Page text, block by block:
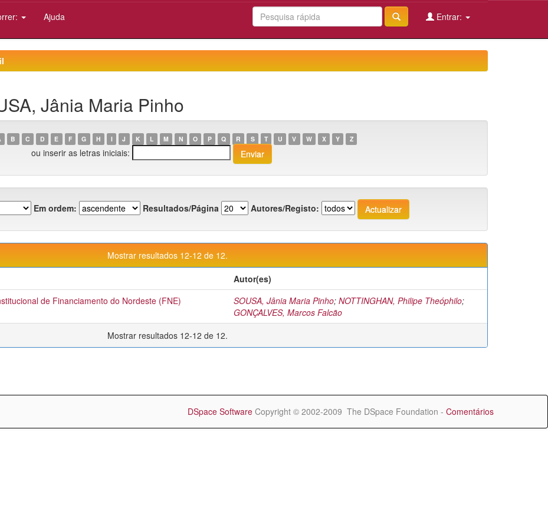
Ajuda Entrar:
Jânia Maria Pinho
B C D E F G H I J K L M N O P Q R S T U V W X Y Z
ou inserir as letras iniciais:
Em ordem: Resultados/Página Autores/Registo:
Mostrar resultados 12-12 de 12.
Autor(es)
de Financiamento do Nordeste (FNE) SOUSA, Jânia Maria Pinho; NOTTINGHAN, Philipe Theóphilo;
GONÇALVES, Marcos Falcão
Mostrar resultados 12-12 de 12.
DSpace Software Copyright © 2002-2009 The DSpace Foundation - Comentários